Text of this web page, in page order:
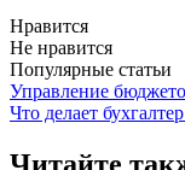
Нравится
Не нравится
Популярные статьи
Управление
Что делает